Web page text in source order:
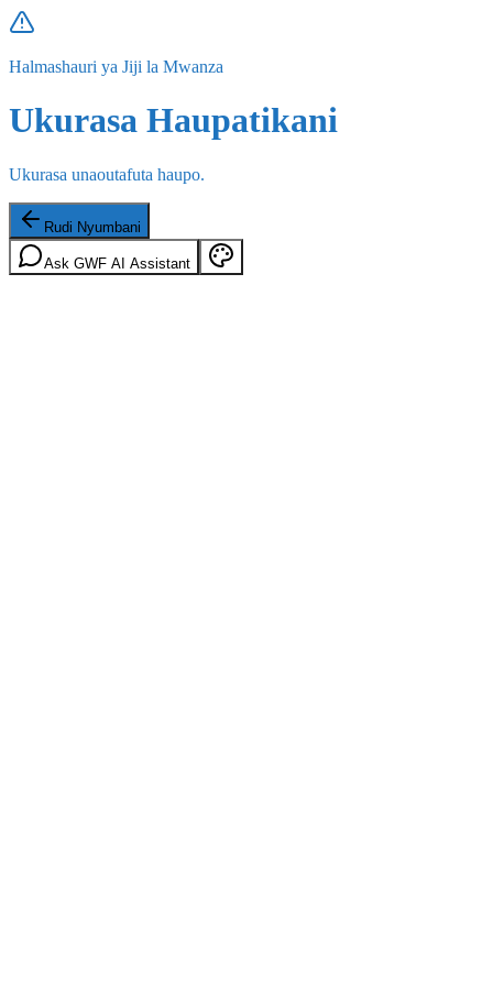
Halmashauri ya Jiji la Mwanza
Ukurasa Haupatikani
Ukurasa unaoutafuta haupo.
Rudi Nyumbani
Ask GWF AI Assistant